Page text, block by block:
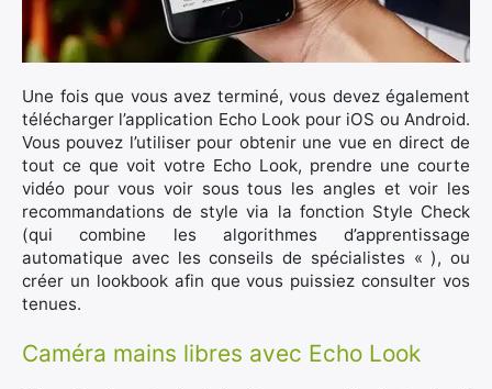
Une fois que vous avez terminé, vous devez également
télécharger l’application Echo Look pour iOS ou Android.
Vous pouvez l’utiliser pour obtenir une vue en direct de
tout ce que voit votre Echo Look, prendre une courte
vidéo pour vous voir sous tous les angles et voir les
recommandations de style via la fonction Style Check
(qui combine les algorithmes d’apprentissage
automatique avec les conseils de spécialistes « ), ou
créer un lookbook afin que vous puissiez consulter vos
tenues.
Caméra mains libres avec Echo Look